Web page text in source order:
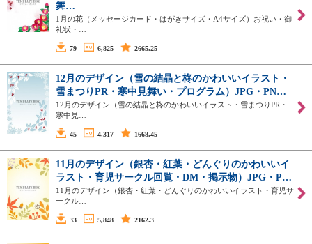
舞…
1月の花（メッセージカード・はがきサイズ・A4サイズ）お祝い・御
礼状・…
79 6,825 2665.25
12月のデザイン（雪の結晶と柊のかわいいイラスト・
雪まつりPR・寒中見舞い・プログラム）JPG・PN…
12月のデザイン（雪の結晶と柊のかわいいイラスト・雪まつりPR・
寒中見…
45 4,317 1668.45
11月のデザイン（銀杏・紅葉・どんぐりのかわいいイ
ラスト・育児サークル回覧・DM・掲示物）JPG・P…
11月のデザイン（銀杏・紅葉・どんぐりのかわいいイラスト・育児サ
ークル…
33 5,848 2162.3